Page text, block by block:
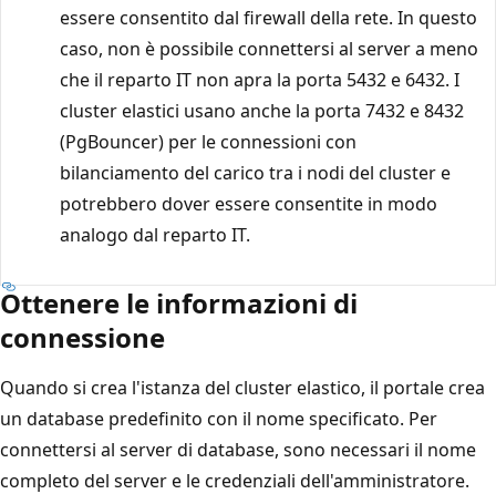
essere consentito dal firewall della rete. In questo
caso, non è possibile connettersi al server a meno
che il reparto IT non apra la porta 5432 e 6432. I
cluster elastici usano anche la porta 7432 e 8432
(PgBouncer) per le connessioni con
bilanciamento del carico tra i nodi del cluster e
potrebbero dover essere consentite in modo
analogo dal reparto IT.
Ottenere le informazioni di
connessione
Quando si crea l'istanza del cluster elastico, il portale crea
un database predefinito con il nome specificato. Per
connettersi al server di database, sono necessari il nome
completo del server e le credenziali dell'amministratore.